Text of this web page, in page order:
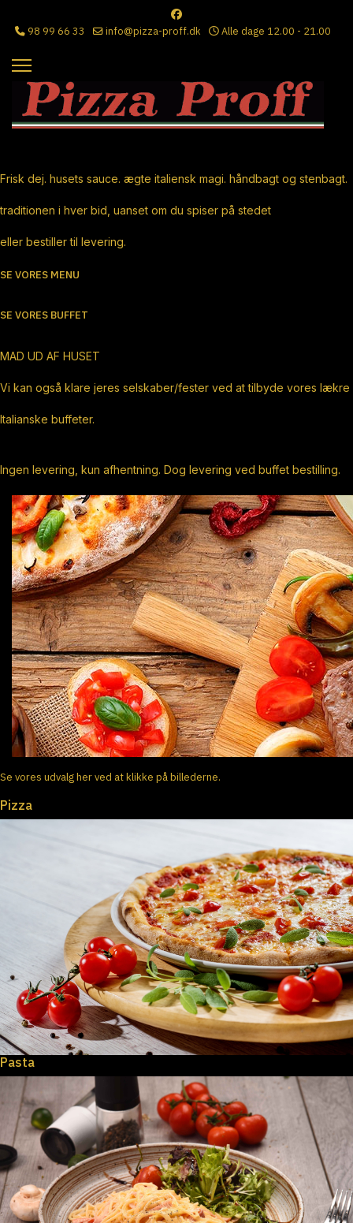
98 99 66 33 info@pizza-proff.dk Alle dage 12.00 - 21.00
Frisk dej. husets sauce. ægte italiensk magi. håndbagt og stenbagt.
traditionen i hver bid, uanset om du spiser på stedet
eller bestiller til levering.
SE VORES MENU
SE VORES BUFFET
MAD UD AF HUSET
Vi kan også klare jeres selskaber/fester ved at tilbyde vores lækre
Italianske buffeter.
Ingen levering, kun afhentning. Dog levering ved buffet bestilling.
Se vores udvalg her ved at klikke på billederne.
Pizza
Pasta